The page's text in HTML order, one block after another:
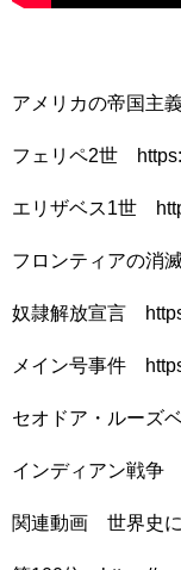
アメリカの帝国主
フェリペ2世
エリザベス1世
フロンティアの消
奴隷解放宣言
メイン号事件
セオドア・ルーズ
インディアン戦争
関連動画 世界史